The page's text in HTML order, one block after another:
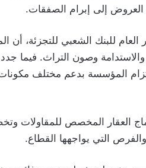
إلى إبرام الصفقات.
للبنك الشعبي للتجزئة، أن
والاستدامة وصون التراث. فيما
المؤسسة بدعم مختلف مكونات
العقار المخصص للمقاولات
التي يواجهها القطاع.